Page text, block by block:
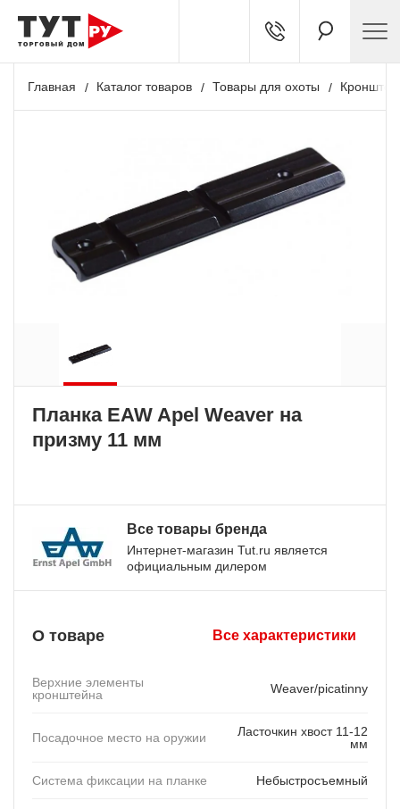
Главная Каталог товаров Товары для охоты
Планка EAW Apel Weaver на
призму 11 мм
Все товары бренда
Интернет-магазин Tut.ru является
официальным дилером
О товаре Все характеристики
Верхние элементы
кронштейна
Weaver/picatinny
Посадочное место на оружии
Ласточкин хвост 11-12
мм
Система фиксации на планке Небыстросъемный